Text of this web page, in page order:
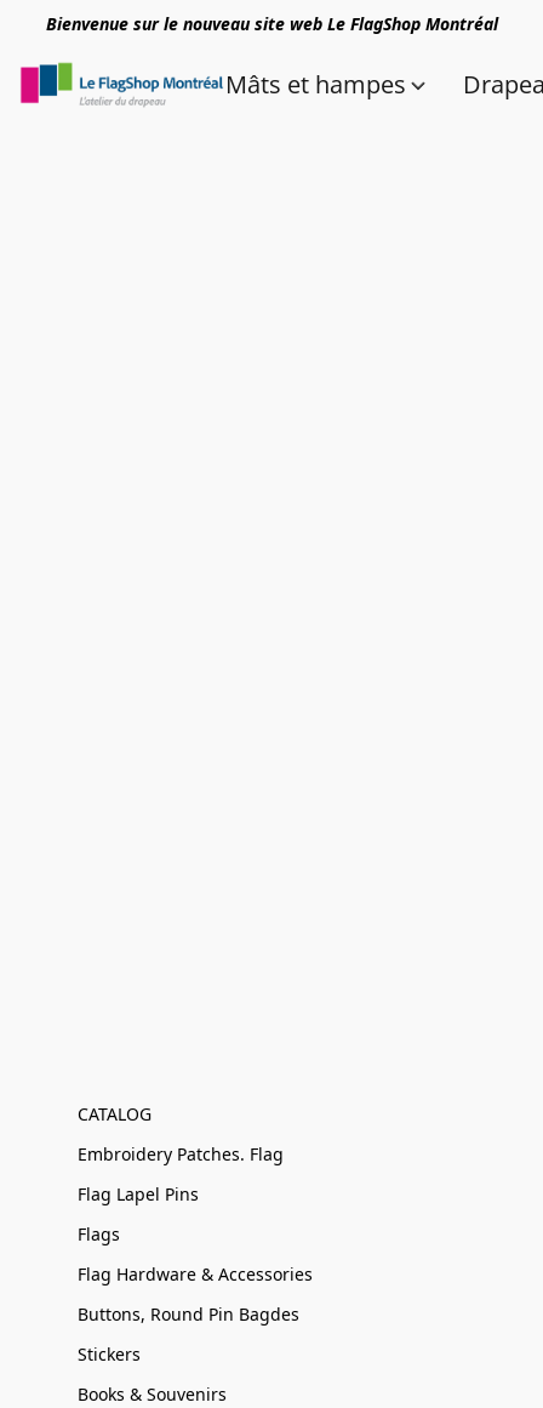
Bienvenue sur le nouveau site web Le FlagShop Montréal
Mâts et hampes
CATALOG
Embroidery Patches. Flag
Flag Lapel Pins
Flags
Flag Hardware & Accessories
Buttons, Round Pin Bagdes
Stickers
Books & Souvenirs